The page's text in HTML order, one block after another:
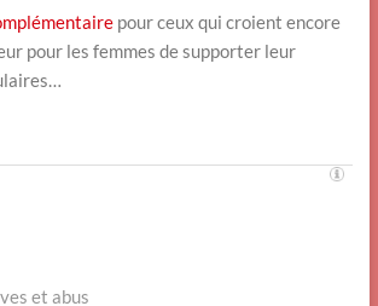
pour ceux qui croient encore
pour les femmes de supporter leur
et abus